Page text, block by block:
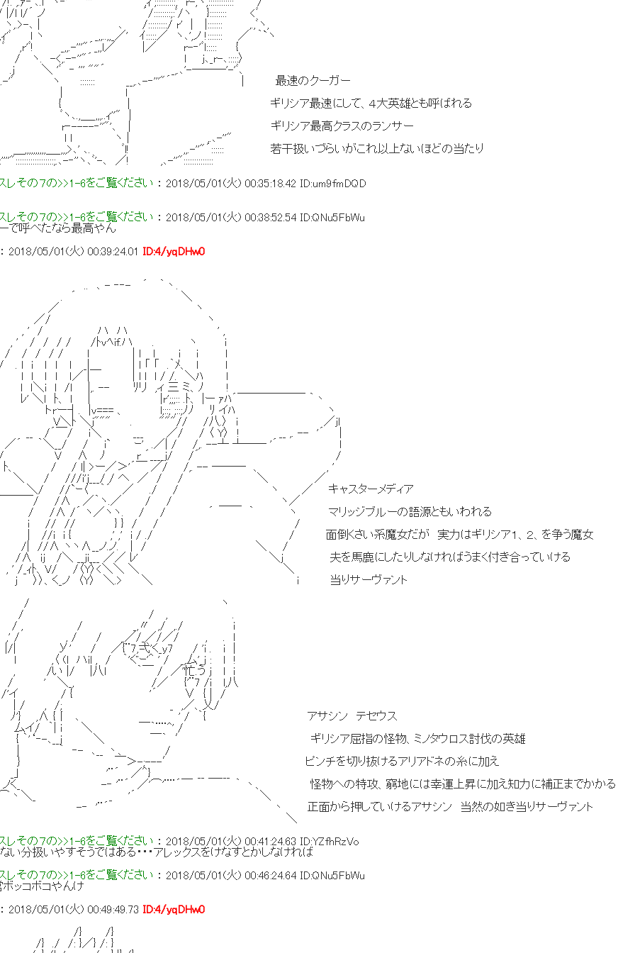
, l/ |/l l/´ ノ ´/::::::::;:ﾞ/ヽ }:::::::: <ﾞ
l ヽ,.>-､ | ､ /:::::::::/ r' | |::::::: ,.,ﾞヽ,
'ﾞ l ヽ _,,..,,_／' ｲ:::::／ ヽ､',ノ !::::::: ／ ｀`ヽ
,r'ﾞ! _,,.-'''"´_,,l／ |／ r-‐'ﾞl::::: {
ﾉ`'''ﾞi / ヽ. -<,.-‐''"´ l j､_r-､:::::〉
' .j ＼ 'ﾞ ‐ ''' ""´ _,.､'-―――'-'ﾞ､
::::::: __,.､-‐'''"´ | 最速のクーガー
ﾞ | l
| ギリシア最速にして、４大英雄とも呼ばれる
ﾞヽ､.,＿_,,,..ｨ''" |
r‐----‐''"'､ | ギリシア最高クラスのランサー
l ヽ | ,.､-''"
_,,,>､' ､. ﾞl! ,,.-''"´:::::: 若干扱いづらいがこれ以上ないほどの当たり
､-‐''ヽ､ﾞ'-､ ／! ,､-''"::::::::::::::
レその７の>>1-6をご覧ください ：2018/05/01(火) 00:35:18.42 ID:um9fmDQD
レその７の>>1-6をご覧ください ：2018/05/01(火) 00:38:52.54 ID:QNu5FbWu
で呼べたなら最高やん
：2018/05/01(火) 00:39:24.01 ID:4/yqDHw0
´ ｀丶.
＼
ヽ
/ ヽ
ハ ハ ' ,
/ /ﾄvﾍif.ハ . ヽ i
/ / ｌ | ｌ l i i l
ｌ _|＿ | l 「 「 .｀ﾒ、 l l
ｌ／ | | l l l / /. ＼ﾊ l
/l |,. -- ﾘリ ,ィ 三 ミ、ﾉ !
ｌ | |r';;;:: .ﾄ、 |ー ｧﾊ´￣￣￣￣￣￣ ｀丶
|v=== 、 l;::; ;::;ﾉﾉ ﾘ イﾊ ヽ
＼j""" . """// /八.〉 i ／jl
i＼ ___ ／/ / 〈 Y〉 ! __ ,. -- '´ |
__/ / i` ｰ' .／| / /,. --┴ ┴── '´ l
ﾉ r ´____j/ /´ /
/ / l| >ー／＞'´￣ ／/ /,. -- ─── 、 , '
/ ///i'j___/ / へ ／ / / ＼ ／
//`ｰ〈 ｀´ ／ ./ / ヽ ／ キャスターメディア
￣￣￣/ /∧ ／｀ヽ.／ / / ＿＿ ヽ／
ヽ／ヽヽ. / / ´ ｀ ヽ マリッジブルーの語源ともいわれる
i // // } } / / /
,' ,' i / ./ / 面倒くさい系魔女だが 実力はギリシア１、２、を争う魔女
ヽヽ∧__ノ.ノ. | / ＼ /
__ji___ ／／ ﾚ' ＼j 夫を馬鹿にしたりしなければうまく付き合っていける
ﾄ、V/ /〈Y〉<＼＼ ＼ ＼
く_ノ 〈Y〉 ＼.> ＼ i 当りサーヴァント
ヽ
/ , .
_,〃 ,/ ,./ i
_／/_／/／/ , . l
{¨7,弌'く_y7 / 'i . i |
il , / ｀'ぐｰ'＾ ' / _,厶'_j : ｌ !
l ｀￣ / ／'忙.う j l i
/／ {'¨7 /i l,八
/ { '´ ∨ { | /
; _ ,／、乂/
丨 ､ ' / ｀{ アサシン テセウス
| i ＼ ￣｀¨¨^' /
＼ ￣｀ ′ ギリシア屈指の怪物、ミノタウロス討伐の英雄
､__ 丶、 /
;---′ ピンチを切り抜けるアリアドネの糸に加え
／＾} __ ＿___
／'⌒'¨¨´￣ ｀ 丶、 怪物への特攻、窮地には幸運上昇に加え知力に補正までかかる
＼_ _ '´ ＼
丶 正面から押していけるアサシン 当然の如き当りサーヴァント
‐' ´ ＼
レその７の>>1-6をご覧ください ：2018/05/01(火) 00:41:24.63 ID:YZfhRzVo
い分扱いやすそうではある・・・アレックスをけなすとかしなければ
レその７の>>1-6をご覧ください ：2018/05/01(火) 00:46:24.64 ID:QNu5FbWu
ッコボコやんけ
：2018/05/01(火) 00:49:49.73 ID:4/yqDHw0
/}
}／} /: }